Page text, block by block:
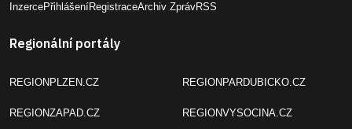
InzercePřihlášeníRegistraceArchiv ZprávRSS
Regionální portály
REGIONPLZEN.CZ
REGIONZAPAD.CZ
REGIONPARDUBICKO.CZ
REGIONVYSOCINA.CZ